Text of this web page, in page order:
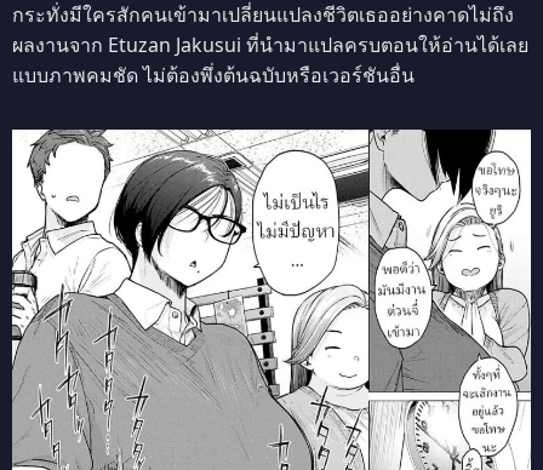
กระทั่งมีใครสักคนเข้ามาเปลี่ยนแปลงชีวิตเธออย่างคาดไม่ถึง
ผลงานจาก Etuzan Jakusui ที่นำมาแปลครบตอนให้อ่านได้เลย
แบบภาพคมชัด ไม่ต้องพึ่งต้นฉบับหรือเวอร์ชันอื่น